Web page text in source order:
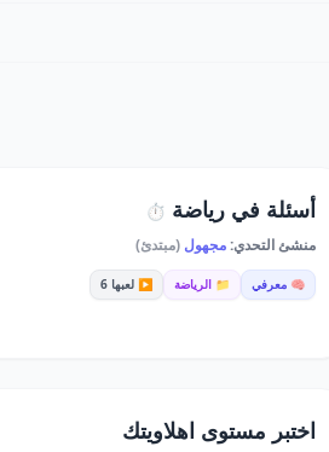
أسئلة في رياضة ⏱️
منشئ التحدي:مجهول(مبتدئ)
🧠 معرفي 📁 الرياضة ▶️ لعبها 6
اختبر مستوى اهلاويتك